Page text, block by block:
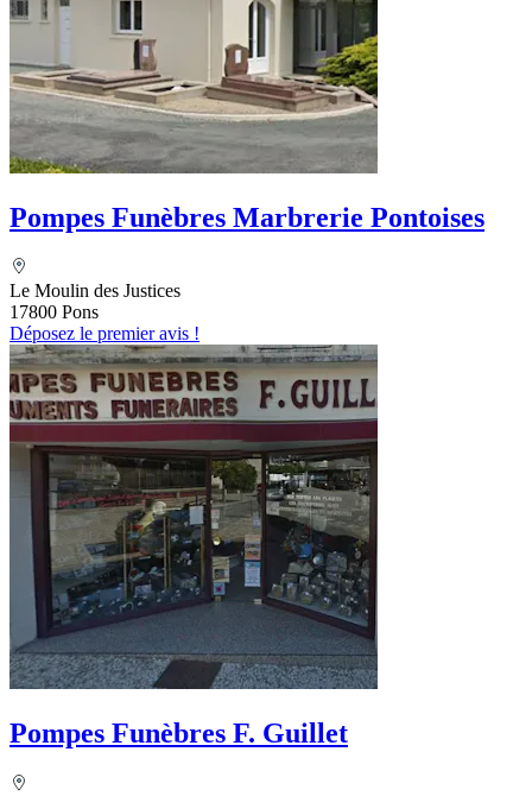
Pompes Funèbres Marbrerie Pontoises
Le Moulin des Justices
17800 Pons
Déposez le premier avis !
Pompes Funèbres F. Guillet